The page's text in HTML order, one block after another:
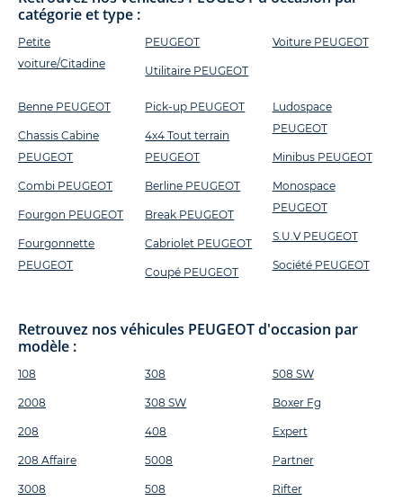
catégorie et type :
Petite
voiture/Citadine
PEUGEOT
Utilitaire PEUGEOT
Voiture PEUGEOT
Benne PEUGEOT
Chassis Cabine
PEUGEOT
Combi PEUGEOT
Fourgon PEUGEOT
Fourgonnette
PEUGEOT
Pick-up PEUGEOT
4x4 Tout terrain
PEUGEOT
Berline PEUGEOT
Break PEUGEOT
Cabriolet PEUGEOT
Coupé PEUGEOT
Ludospace
PEUGEOT
Minibus PEUGEOT
Monospace
PEUGEOT
S.U.V PEUGEOT
Société PEUGEOT
Retrouvez nos véhicules PEUGEOT d'occasion par
modèle :
108
2008
208
208 Affaire
3008
308
308 SW
408
5008
508
508 SW
Boxer Fg
Expert
Partner
Rifter